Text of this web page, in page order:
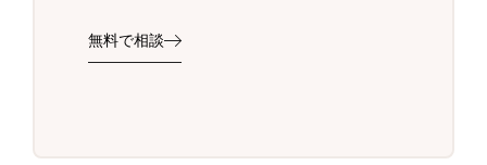
無料で相談